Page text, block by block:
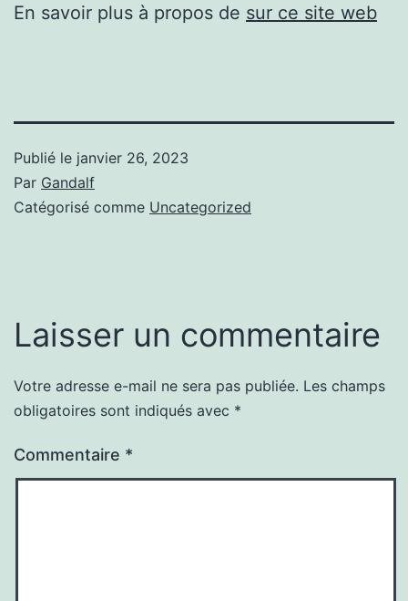
En savoir plus à propos de sur ce site web
Publié le janvier 26, 2023
Par Gandalf
Catégorisé comme Uncategorized
Laisser un commentaire
Votre adresse e-mail ne sera pas publiée. Les champs
obligatoires sont indiqués avec *
Commentaire *